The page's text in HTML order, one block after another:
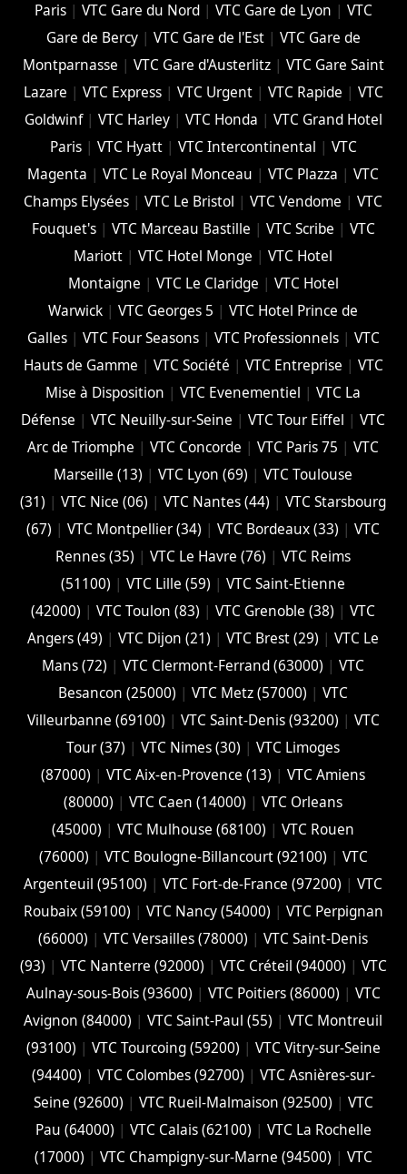
Paris| VTC Gare du Nord| VTC Gare de Lyon | VTC
Gare de Bercy| VTC Gare de l'Est| VTC Gare de
Montparnasse | VTC Gare d'Austerlitz| VTC Gare Saint
Lazare | VTC Express| VTC Urgent| VTC Rapide | VTC
Goldwinf| VTC Harley| VTC Honda | VTC Grand Hotel
Paris| VTC Hyatt| VTC Intercontinental | VTC
Magenta |VTC Le Royal Monceau |VTC Plazza |VTC
Champs Elysées |VTC Le Bristol |VTC Vendome |VTC
Fouquet's| VTC Marceau Bastille | VTC Scribe | VTC
Mariott |VTC Hotel Monge |VTC Hotel
Montaigne | VTC Le Claridge | VTC Hotel
Warwick |VTC Georges 5 |VTC Hotel Prince de
Galles| VTC Four Seasons| VTC Professionnels| VTC
Hauts de Gamme | VTC Société | VTC Entreprise | VTC
Mise à Disposition |VTC Evenementiel |VTC La
Défense |VTC Neuilly-sur-Seine |VTC Tour Eiffel |VTC
Arc de Triomphe |VTC Concorde |VTC Paris 75 |VTC
Marseille (13) |VTC Lyon (69) |VTC Toulouse
(31) |VTC Nice (06) |VTC Nantes (44) |VTC Starsbourg
(67) |VTC Montpellier (34) |VTC Bordeaux (33) |VTC
Rennes (35) |VTC Le Havre (76) |VTC Reims
(51100) |VTC Lille (59) |VTC Saint-Etienne
(42000) |VTC Toulon (83) |VTC Grenoble (38) |VTC
Angers (49) |VTC Dijon (21) |VTC Brest (29) |VTC Le
Mans (72) |VTC Clermont-Ferrand (63000) |VTC
Besancon (‎25000) |VTC Metz (57000) |VTC
Villeurbanne (‎69100) | VTC Saint-Denis (93200) | VTC
Tour (37) |VTC Nimes (30) |VTC Limoges
(‎87000) |VTC Aix-en-Provence (13) |VTC Amiens
(‎80000) |VTC Caen (14000) |VTC Orleans
(45000) |VTC Mulhouse (68100) |VTC Rouen
(76000) | VTC Boulogne-Billancourt (92100) | VTC
Argenteuil (95100) |VTC Fort-de-France (97200) |VTC
Roubaix (‎59100) | VTC Nancy (‎54000) | VTC Perpignan
(66000) |VTC Versailles (‎78000) |VTC Saint-Denis
(93) | VTC Nanterre (92000) | VTC Créteil (94000) | VTC
Aulnay-sous-Bois (93600) | VTC Poitiers (86000) | VTC
Avignon (84000) |VTC Saint-Paul (55) |VTC Montreuil
(93100) | VTC Tourcoing (59200) | VTC Vitry-sur-Seine
(94400) | VTC Colombes (92700) | VTC Asnières-sur-
Seine (92600) | VTC Rueil-Malmaison (92500) | VTC
Pau (64000) | VTC Calais (‎62100) | VTC La Rochelle
(17000) | VTC Champigny-sur-Marne (94500) | VTC